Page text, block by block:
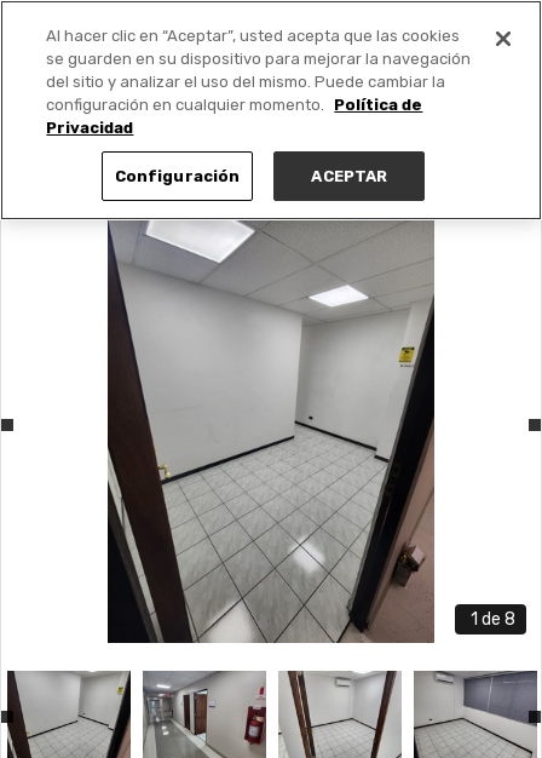
PUBLICA GRATIS +
1 de 8
Al hacer clic en “Aceptar”, usted acepta que las cookies
se guarden en su dispositivo para mejorar la navegación
del sitio y analizar el uso del mismo. Puede cambiar la
configuración en cualquier momento.
Política de
Privacidad
Configuración ACEPTAR